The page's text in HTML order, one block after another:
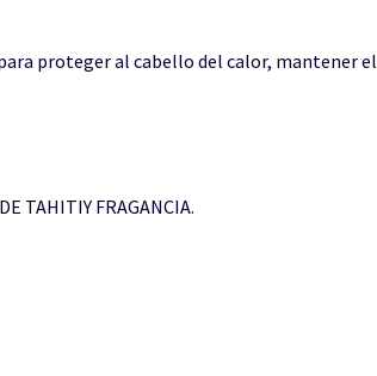
proteger al cabello del calor, mantener el
TAHITIY FRAGANCIA.